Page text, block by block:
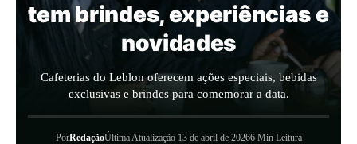
tem brindes, experiências e
novidades
Cafeterias do Leblon oferecem ações especiais, bebidas
exclusivas e brindes para comemorar a data.
PorRedaçãoÚltima Atualização 13 de abril de 20266 Min Leitura